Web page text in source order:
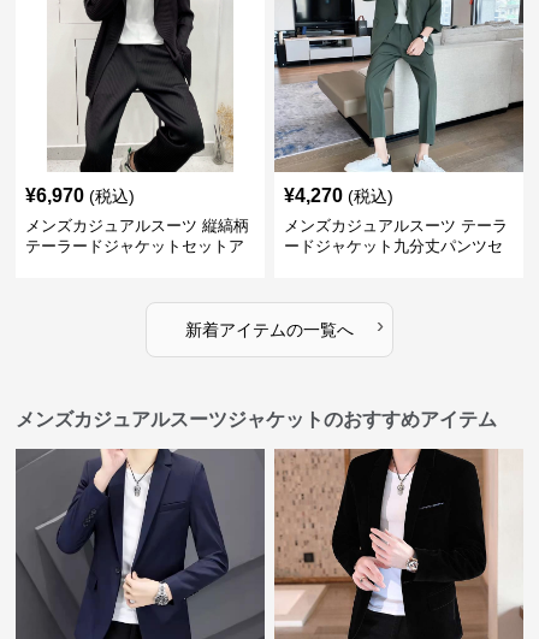
¥6,970 (税込)
メンズカジュアルスーツ 縦縞柄
テーラードジャケットセットア
¥4,270 (税込)
メンズカジュアルスーツ テーラ
ードジャケット九分丈パンツセ
新着アイテムの一覧へ ›
メンズカジュアルスーツジャケットのおすすめアイテム